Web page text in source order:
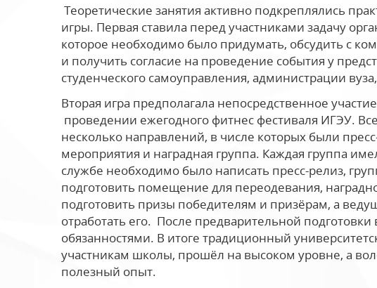
Теоретические занятия активно подкреплялись
игры. Первая ставила перед участниками задачу
которое необходимо было придумать, обсудить с
и получить согласие на проведение события у
студенческого самоуправления, администрации
Вторая игра предполагала непосредственное
проведении ежегодного фитнес фестиваля ИГЭУ.
несколько направлений, в числе которых были
мероприятия и наградная группа. Каждая группа
службе необходимо было написать пресс-релиз,
подготовить помещение для переодевания,
подготовить призы победителям и призёрам, а
отработать его. После предварительной
обязанностями. В итоге традиционный
участникам школы, прошёл на высоком уровне, а
полезный опыт.